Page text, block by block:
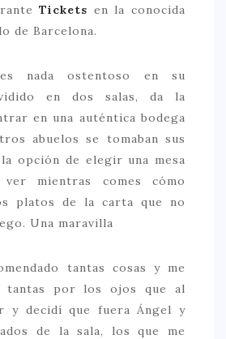
Tickets en la conocida
de Barcelona.
nada ostentoso en su
en dos salas, da la
en una auténtica bodega
abuelos se tomaban sus
opción de elegir una mesa
ver mientras comes cómo
platos de la carta que no
Una maravilla
tantas cosas y me
tantas por los ojos que al
y decidí que fuera Ángel y
de la sala, los que me